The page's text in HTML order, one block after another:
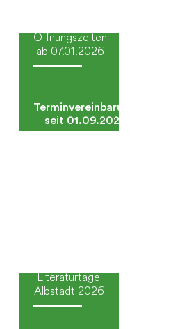
Öffnungszeiten
ab 07.01.2026
Terminvereinbarung
seit 01.09.2025
Literaturtage
Albstadt 2026